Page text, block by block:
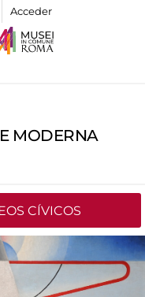
Acceder
MODERNA
CÍVICOS